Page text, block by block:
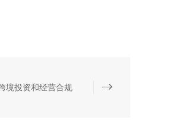
境投资和经营合规